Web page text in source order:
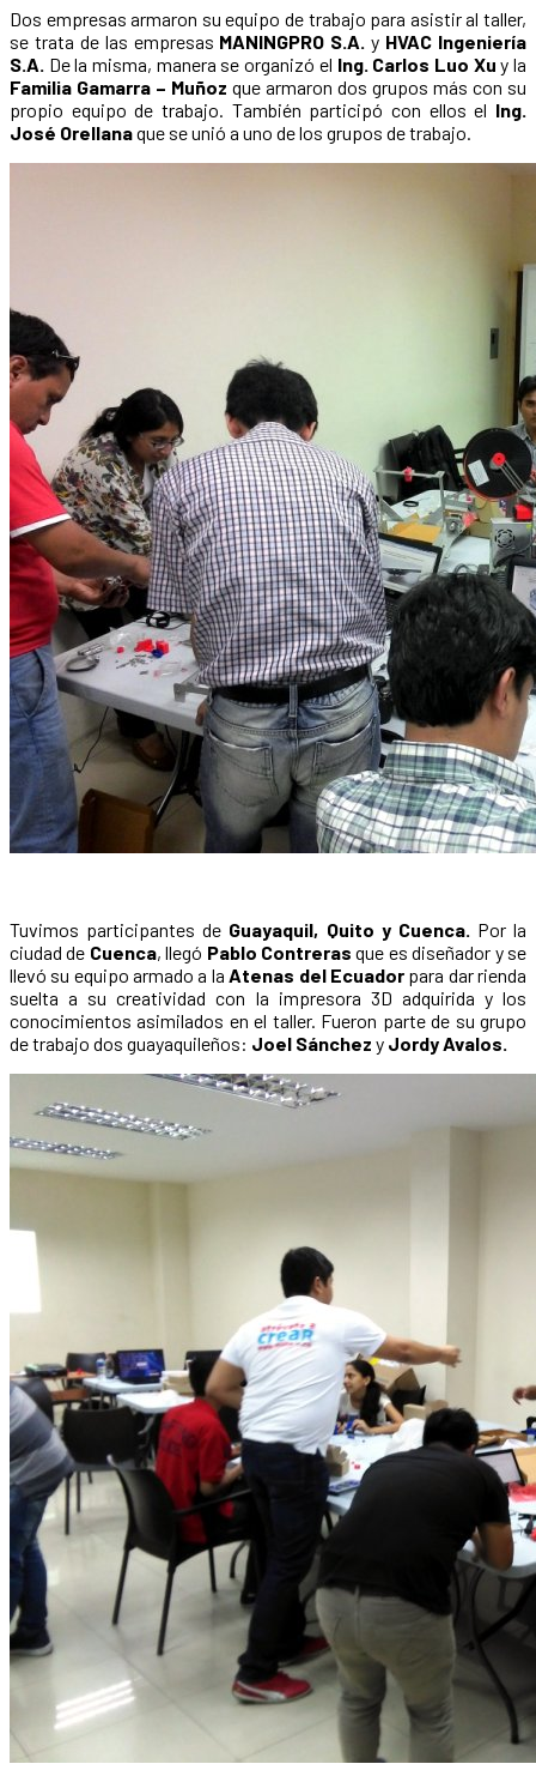
Dos empresas armaron su equipo de trabajo para asistir al taller,
se trata de las empresas MANINGPRO S.A. y HVAC Ingeniería
S.A. De la misma, manera se organizó el Ing. Carlos Luo Xu y la
Familia Gamarra – Muñoz que armaron dos grupos más con su
propio equipo de trabajo. También participó con ellos el Ing.
José Orellanaque se unió a uno de los grupos de trabajo.
Tuvimos participantes de Guayaquil, Quito y Cuenca. Por la
ciudad de Cuenca, llegó Pablo Contreras que es diseñador y se
llevó su equipo armado a laAtenas del Ecuadorpara dar rienda
suelta a su creatividad con la impresora 3D adquirida y los
conocimientos asimilados en el taller. Fueron parte de su grupo
de trabajo dos guayaquileños: Joel Sánchez y Jordy Avalos.